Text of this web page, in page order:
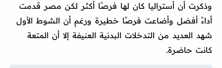
وذكرت أن أستراليا كان لها فرصًا أكثر لكن مصر قدمت
أداءً أفضل وأضاعت فرصًا خطيرة ورغم أن الشوط الأول
شهد العديد من التدخلات البدنية العنيفة إلا أن المتعة
كانت حاضرة.